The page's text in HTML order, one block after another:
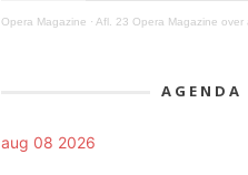
Opera Magazine · Afl. 23 Opera Magazine
AGENDA
aug 08 2026